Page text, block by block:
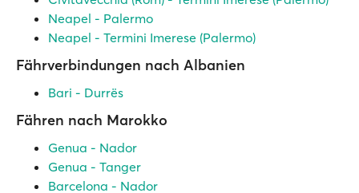
Neapel - Palermo
Neapel - Termini Imerese (Palermo)
Fährverbindungen nach Albanien
Bari - Durrës
Fähren nach Marokko
Genua - Nador
Genua - Tanger
Barcelona - Nador